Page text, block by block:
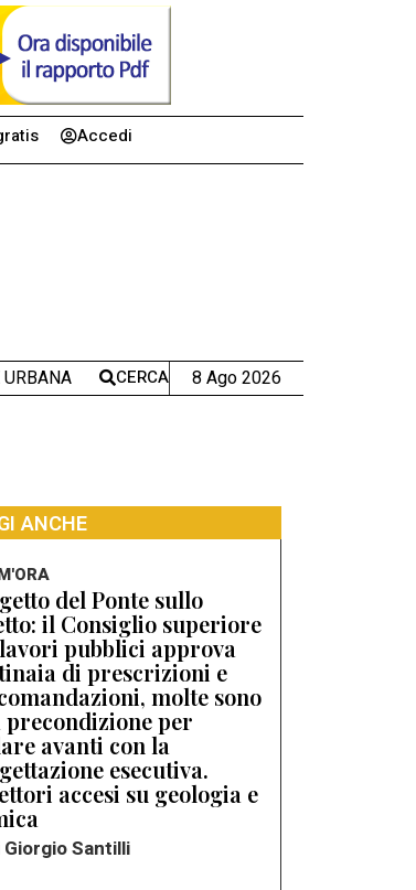
Accedi
URBANA CERCA 8 Ago 2026
ANCHE
del Ponte sullo
il Consiglio superiore
pubblici approva
di prescrizioni e
molte sono
precondizione per
avanti con la
esecutiva.
accesi su geologia e
Giorgio Santilli